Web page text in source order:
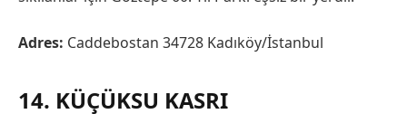
Adres: Caddebostan 34728 Kadıköy/İstanbul
14. KÜÇÜKSU KASRI